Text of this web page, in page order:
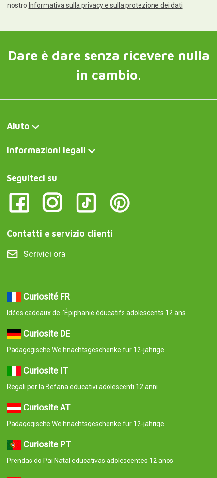
nostro Informativa sulla privacy e sulla protezione dei dati
Dare è dare senza ricevere nulla
in cambio.
Aiuto
Informazioni legali
Seguiteci su
Contatti e servizio clienti
Scrivici ora
Curiosité FR
Idées cadeaux de l'Épiphanie éducatifs adolescents 12 ans
Curiosite DE
Pädagogische Weihnachtsgeschenke für 12-jährige
Curiosite IT
Regali per la Befana educativi adolescenti 12 anni
Curiosite AT
Pädagogische Weihnachtsgeschenke für 12-jährige
Curiosite PT
Prendas do Pai Natal educativas adolescentes 12 anos